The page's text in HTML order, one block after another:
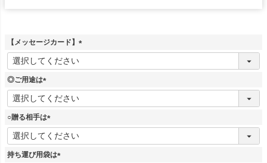
【メッセージカード】
(
◎ご用途は
(
必
須
○贈る相手は
(
必
須
持ち運び用袋は